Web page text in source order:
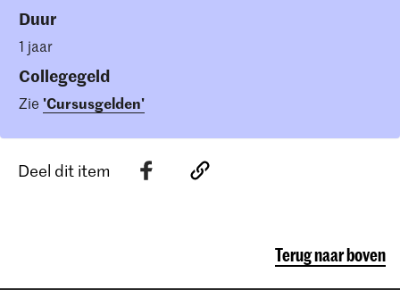
Duur
1 jaar
Collegegeld
Zie 'Cursusgelden'
Deel dit item
Terug naar boven